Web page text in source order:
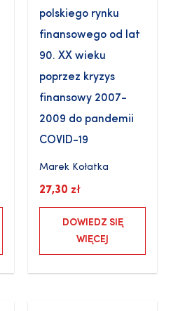
polskiego rynku
finansowego od lat
90. XX wieku
poprzez kryzys
finansowy 2007-
2009 do pandemii
COVID-19
Marek Kołatka
27,30 zł
DOWIEDZ SIĘ
WIĘCEJ